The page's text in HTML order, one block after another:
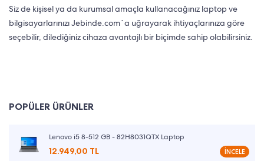
Siz de kişisel ya da kurumsal amaçla kullanacağınız laptop ve
bilgisayarlarınızı Jebinde.com`a uğrayarak ihtiyaçlarınıza göre
seçebilir, dilediğiniz cihaza avantajlı bir biçimde sahip olabilirsiniz.
POPÜLER ÜRÜNLER
Lenovo i5 8-512 GB - 82H8031QTX Laptop
12.949,00 TL İNCELE